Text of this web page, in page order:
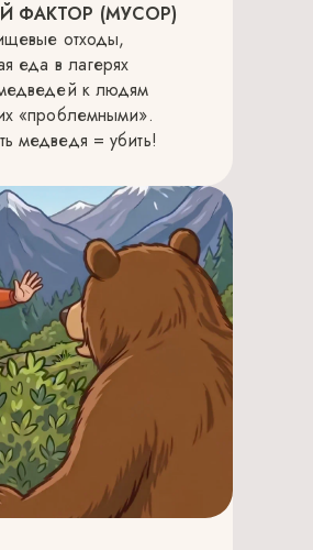
ФАКТОР (МУСОР)
отходы,
еда в лагерях
к людям
«проблемными».
медведя = убить!